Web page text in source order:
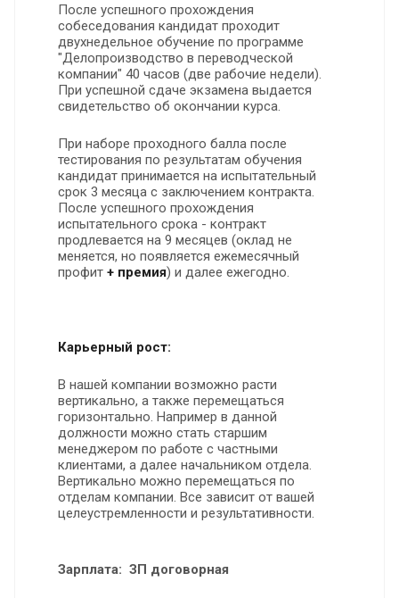
После успешного прохождения
собеседования кандидат проходит
двухнедельное обучение по программе
"Делопроизводство в переводческой
компании" 40 часов (две рабочие недели).
При успешной сдаче экзамена выдается
свидетельство об окончании курса.
При наборе проходного балла после
тестирования по результатам обучения
кандидат принимается на испытательный
срок 3 месяца с заключением контракта.
После успешного прохождения
испытательного срока - контракт
продлевается на 9 месяцев (оклад не
меняется, но появляется ежемесячный
профит + премия) и далее ежегодно.
Карьерный рост:
В нашей компании возможно расти
вертикально, а также перемещаться
горизонтально. Например в данной
должности можно стать старшим
менеджером по работе с частными
клиентами, а далее начальником отдела.
Вертикально можно перемещаться по
отделам компании. Все зависит от вашей
целеустремленности и результативности.
Зарплата: ЗП договорная